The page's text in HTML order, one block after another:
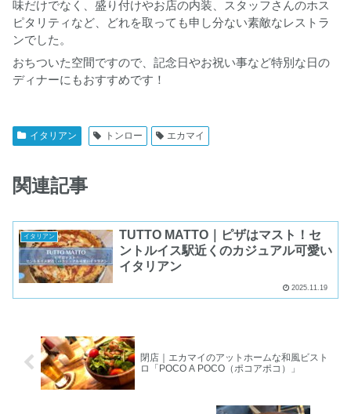
味だけでなく、盛り付けやお店の内装、スタッフさんのホス
ピタリティなど、どれを取っても申し分ない素敵なレストラ
ンでした。
おちついた空間ですので、記念日やお祝い事など特別な日の
ディナーにもおすすめです！
イタリアン トンロー エカマイ
関連記事
イタリアン
TUTTO MATTO｜ピザはマスト！セ
ントルイス駅近くのカジュアル可愛い
イタリアン
2025.11.19
閉店｜エカマイのアットホームな和風ビスト
ロ「POCO A POCO（ポコアポコ）」